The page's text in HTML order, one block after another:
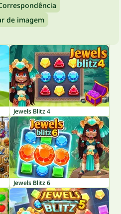
de imagem
Jewels Blitz 4
Jewels Blitz 6